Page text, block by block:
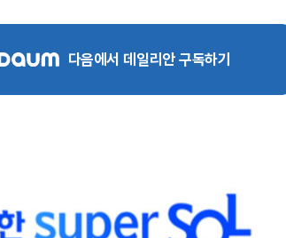
다음에서 데일리안 구독하기